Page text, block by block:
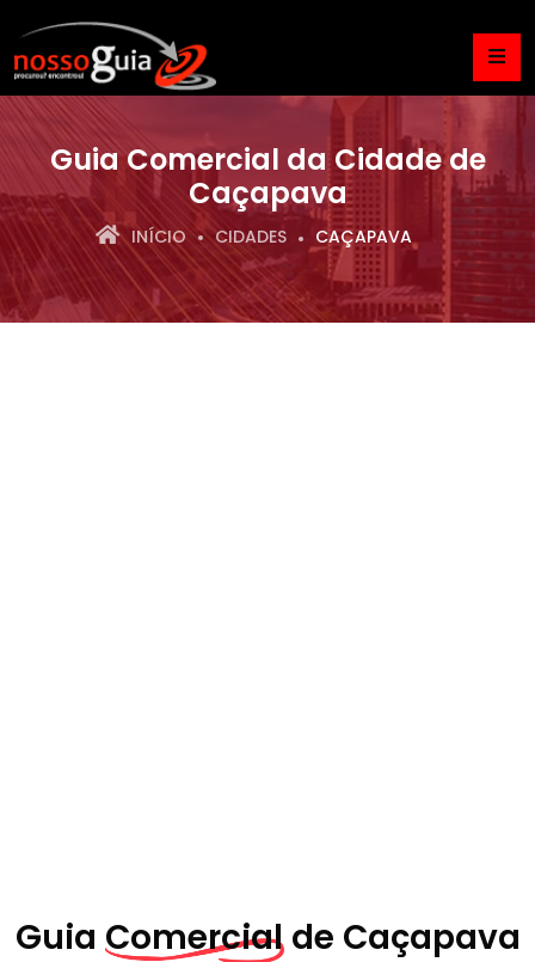
Guia Comercial da Cidade de
Caçapava
INÍCIO CIDADES CAÇAPAVA
Guia Comercial de Caçapava